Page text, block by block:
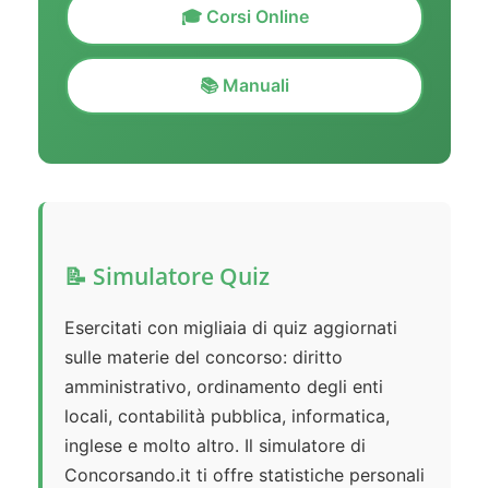
🎓 Corsi Online
📚 Manuali
📝 Simulatore Quiz
Esercitati con migliaia di quiz aggiornati
sulle materie del concorso: diritto
amministrativo, ordinamento degli enti
locali, contabilità pubblica, informatica,
inglese e molto altro. Il simulatore di
Concorsando.it ti offre statistiche personali